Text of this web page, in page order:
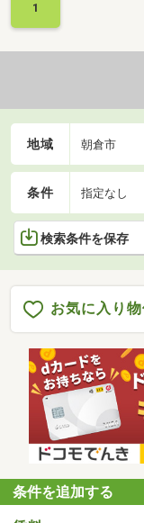
1
地域 朝倉市
条件 指定なし
検索条件を保存
お気に入り
条件を追加する